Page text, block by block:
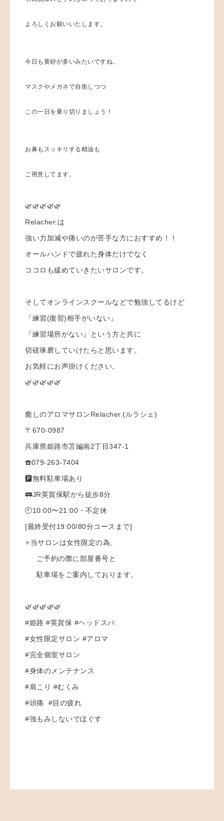
よろしくお願いいたします。
今日も黄砂が多いみたいですね。
マスクやメガネで自衛しつつ
この一日を乗り切りましょう！
お鼻もスッキリする精油も
ご用意してます。
🌿🌿🌿🌿🌿
Relacher.は
強い力加減や痛いのが苦手な方におすすめ！！
オールハンドで疲れた身体だけでなく
ココロも緩めていきたいサロンです。
そしてオンラインスクールなどで勉強してるけど
『練習(復習)相手がいない』
『練習場所がない』という方と共に
切磋琢磨していけたらと思います。
お気軽にお声掛けください。
🌿🌿🌿🌿🌿
癒しのアロマサロンRelacher.(ルラシェ)
〒670-0987
兵庫県姫路市苫編南2丁目347-1
☎️079-263-7404
🅿️無料駐車場あり
🚃JR英賀保駅から徒歩8分
🕙10:00〜21:00・不定休
[最終受付19:00/80分コースまで]
⭐️当サロンは女性限定の為、
ご予約の際に部屋番号と
駐車場をご案内しております。
🌿🌿🌿🌿🌿
#姫路 #英賀保 #ヘッドスパ
#女性限定サロン #アロマ
#完全個室サロン
#身体のメンテナンス
#肩こり #むくみ
#頭痛 #目の疲れ
#強もみしないでほぐす